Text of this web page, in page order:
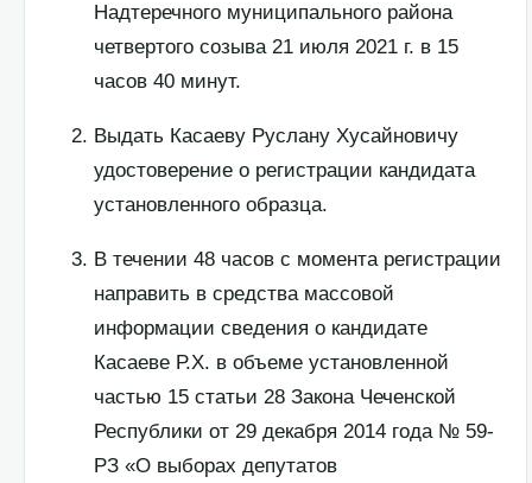
Надтеречного муниципального района
четвертого созыва 21 июля 2021 г. в 15
часов 40 минут.
Выдать Касаеву Руслану Хусайновичу
удостоверение о регистрации кандидата
установленного образца.
В течении 48 часов с момента регистрации
направить в средства массовой
информации сведения о кандидате
Касаеве Р.Х. в объеме установленной
частью 15 статьи 28 Закона Чеченской
Республики от 29 декабря 2014 года № 59-
РЗ «О выборах депутатов